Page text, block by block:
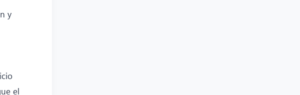
y
el